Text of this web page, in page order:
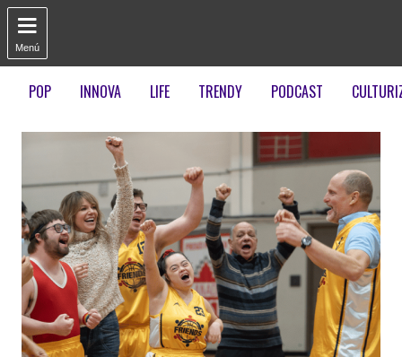

Menú
POP INNOVA LIFE TRENDY PODCAST